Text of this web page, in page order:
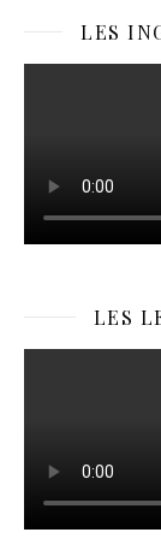
LES
LES